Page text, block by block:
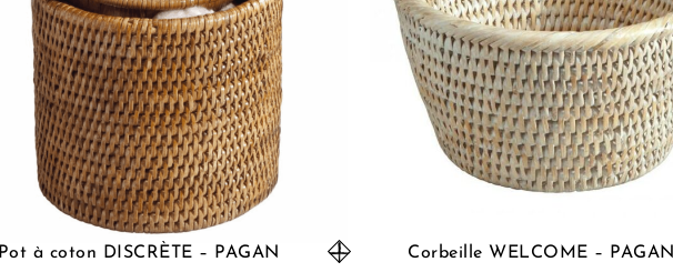
Pot à coton DISCRÈTE – PAGAN Corbeille WELCOME – PAGAN